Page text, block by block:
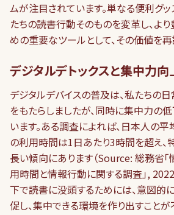
ムが注目されています。単なる便利グッ
たちの読書行動そのものを変革し、よ
めの重要なツールとして、その価値を再
デジタルデトックスと集中力向
デジタルデバイスの普及は、私たちの
をもたらしましたが、同時に集中力の
います。ある調査によれば、日本人の平
の利用時間は1日あたり3時間を超え、
長い傾向にあります（Source: 総務省
用時間と情報行動に関する調査」, 2022
下で読書に没頭するためには、意図的
促し、集中できる環境を作り出すことが